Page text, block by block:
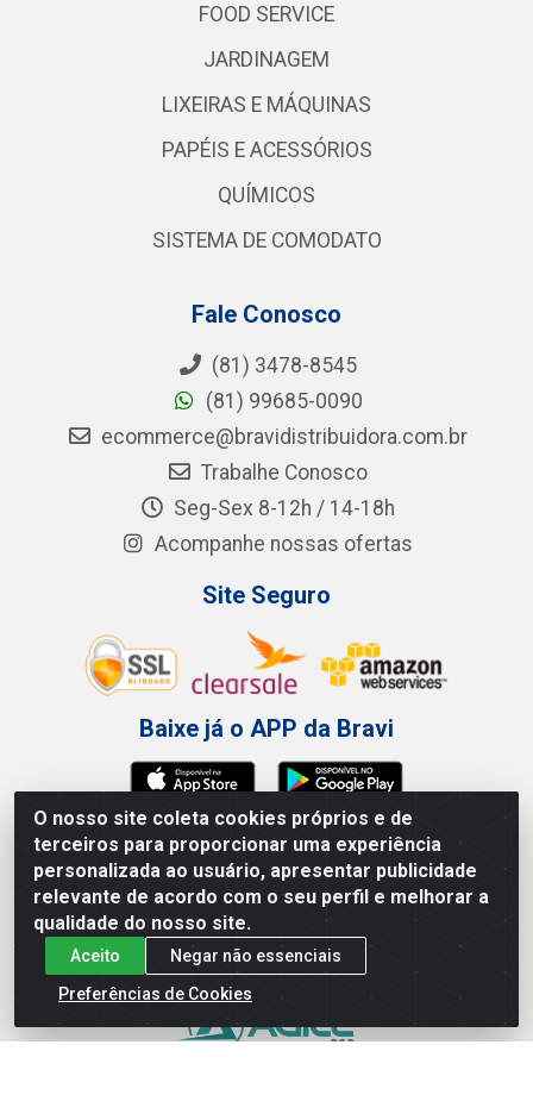
O nosso site coleta cookies próprios e de
terceiros para proporcionar uma experiência
personalizada ao usuário, apresentar publicidade
relevante de acordo com o seu perfil e melhorar a
qualidade do nosso site.
Aceito
Negar não essenciais
Preferências de Cookies
FOOD SERVICE
JARDINAGEM
LIXEIRAS E MÁQUINAS
PAPÉIS E ACESSÓRIOS
QUÍMICOS
SISTEMA DE COMODATO
Fale Conosco
(81) 3478-8545
(81) 99685-0090
ecommerce@bravidistribuidora.com.br
Trabalhe Conosco
Seg-Sex 8-12h / 14-18h
Acompanhe nossas ofertas
Site Seguro
Baixe já o APP da Bravi
Bravi Consumíveis de Higiene e Descartáveis EIRELI - CNPJ
19.457.137/0001-06
Av. Sul Gov. Cid Sampaio, 3125 - Galpão 000A - Imbiribeira -
Recife/PE - CEP 51.150-010